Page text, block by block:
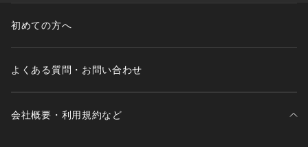
初めての方へ
よくある質問・お問い合わせ
会社概要・利用規約など